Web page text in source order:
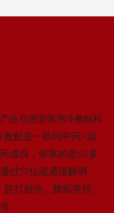
品:衍恩堂医用冷敷贴和
敷贴是一款纯中药+远
成份，依靠的是60多
过穴位疏通缓解调
打损伤，腰肌劳损，